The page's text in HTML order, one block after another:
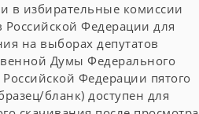
в избирательные комиссии
Российской Федерации для
на выборах депутатов
Думы Федерального
Федерации пятого
бланк) доступен для